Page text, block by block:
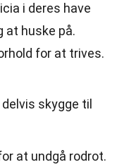
i deres have
at huske på.
for at trives.
skygge til
at undgå rodrot.